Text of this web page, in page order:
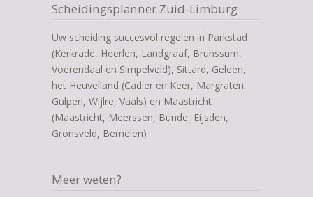
Scheidingsplanner Zuid-Limburg
Uw scheiding succesvol regelen in Parkstad
(Kerkrade, Heerlen, Landgraaf, Brunssum,
Voerendaal en Simpelveld), Sittard, Geleen,
het Heuvelland (Cadier en Keer, Margraten,
Gulpen, Wijlre, Vaals) en Maastricht
(Maastricht, Meerssen, Bunde, Eijsden,
Gronsveld, Bemelen)
Meer weten?